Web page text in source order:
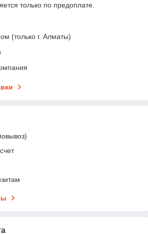
только по предоплате.
(только г. Алматы)